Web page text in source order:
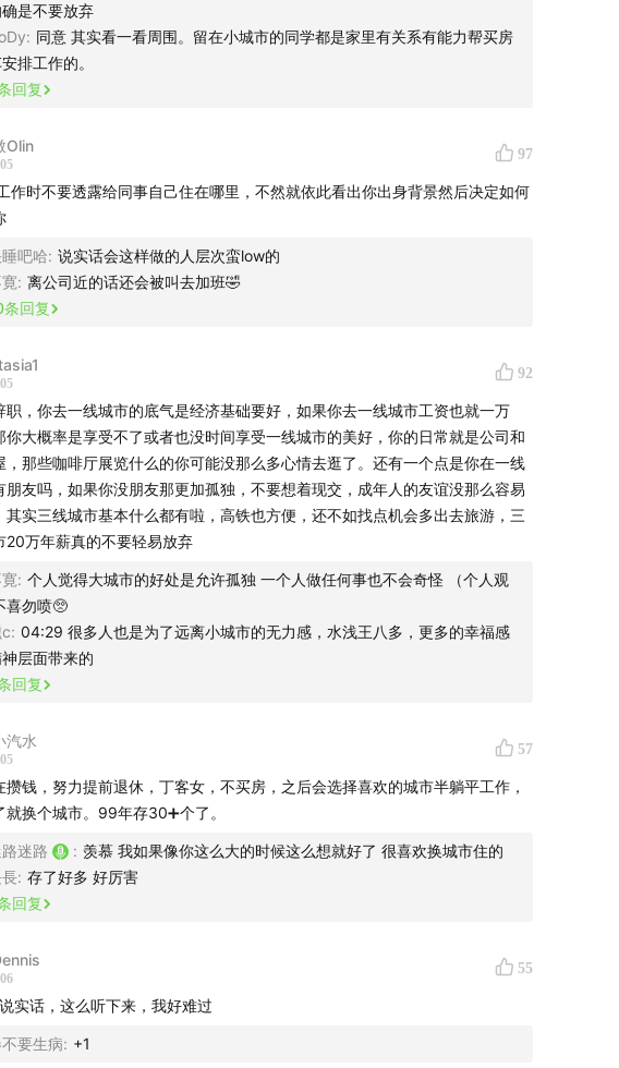
我们的听友群聊天，但需要有收听本节目十小时以上的收听记录（不
是不要放弃
: 同意 其实看一看周围。留在小城市的同学都是家里有关系有能力帮买房
排工作的。
回复
Olin 97
作时不要透露给同事自己住在哪里，不然就依此看出你出身背景然后决定如何
吧哈: 说实话会这样做的人层次蛮low的
: 离公司近的话还会被叫去加班🤣
条回复
92
职，你去一线城市的底气是经济基础要好，如果你去一线城市工资也就一万
你大概率是享受不了或者也没时间享受一线城市的美好，你的日常就是公司和
，那些咖啡厅展览什么的你可能没那么多心情去逛了。还有一个点是你在一线
朋友吗，如果你没朋友那更加孤独，不要想着现交，成年人的友谊没那么容易
其实三线城市基本什么都有啦，高铁也方便，还不如找点机会多出去旅游，三
20万年薪真的不要轻易放弃
: 个人觉得大城市的好处是允许孤独 一个人做任何事也不会奇怪 （个人观
喜勿喷🥺
: 04:29 很多人也是为了远离小城市的无力感，水浅王八多，更多的幸福感
层面带来的
回复
汽水 57
攒钱，努力提前退休，丁客女，不买房，之后会选择喜欢的城市半躺平工作，
就换个城市。99年存30➕个了。
迷路 : 羡慕 我如果像你这么大的时候这么想就好了 很喜欢换城市住的
: 存了好多 好厉害
回复
55
说实话，这么听下来，我好难过
要生病: +1